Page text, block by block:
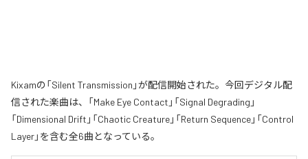
Kixamの「Silent Transmission」が配信開始された。今回デジタル配
信された楽曲は、「Make Eye Contact」「Signal Degrading」
「Dimensional Drift」「Chaotic Creature」「Return Sequence」「Control
Layer」を含む全6曲となっている。